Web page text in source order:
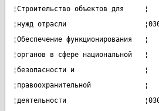
¦Строительство объектов
¦нужд отрасли
¦Обеспечение
¦органов в сфере
¦безопасности и
¦правоохранительной
¦деятельности